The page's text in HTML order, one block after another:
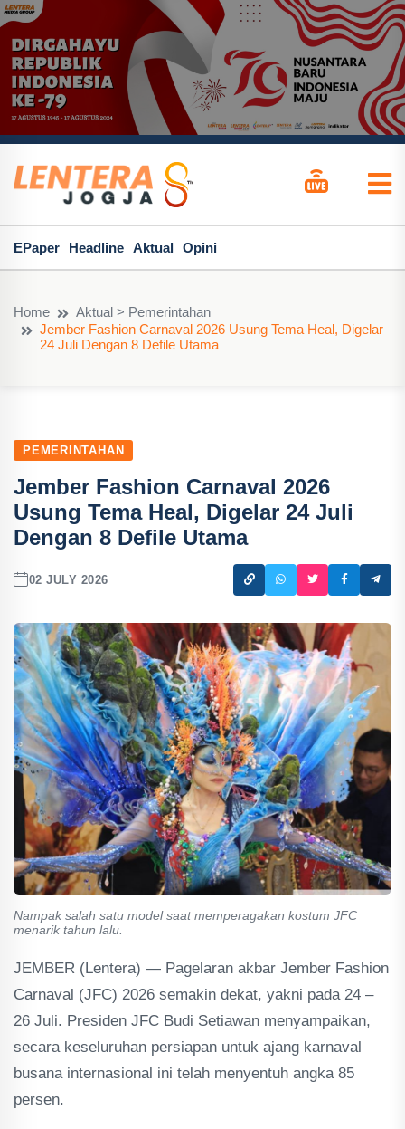
EPaper Headline Aktual Opini
Home
Aktual > Pemerintahan
Jember Fashion Carnaval 2026 Usung Tema Heal, Digelar
24 Juli Dengan 8 Defile Utama
PEMERINTAHAN
Jember Fashion Carnaval 2026
Usung Tema Heal, Digelar 24 Juli
Dengan 8 Defile Utama
02 JULY 2026
Nampak salah satu model saat memperagakan kostum JFC
menarik tahun lalu.
JEMBER (Lentera) — Pagelaran akbar Jember Fashion
Carnaval (JFC) 2026 semakin dekat, yakni pada 24 –
26 Juli. Presiden JFC Budi Setiawan menyampaikan,
secara keseluruhan persiapan untuk ajang karnaval
busana internasional ini telah menyentuh angka 85
persen.